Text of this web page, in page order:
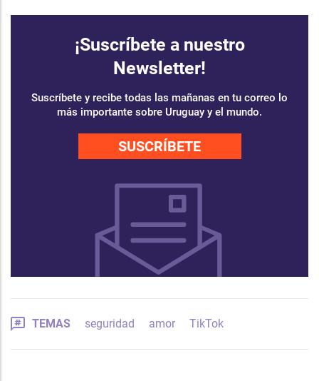
¡Suscríbete a nuestro
Newsletter!
Suscríbete y recibe todas las mañanas en tu correo lo
más importante sobre Uruguay y el mundo.
SUSCRÍBETE
TEMAS seguridad amor TikTok